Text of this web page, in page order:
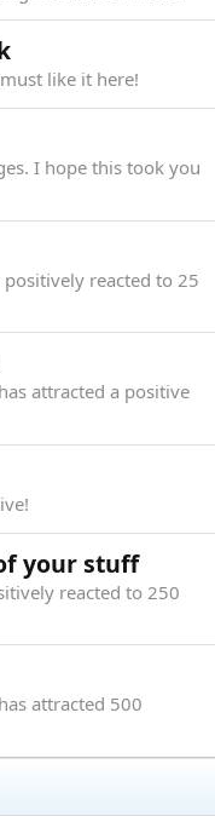
this took you
reacted to 25
a positive
stuff
500
A
c
a
de
Tema